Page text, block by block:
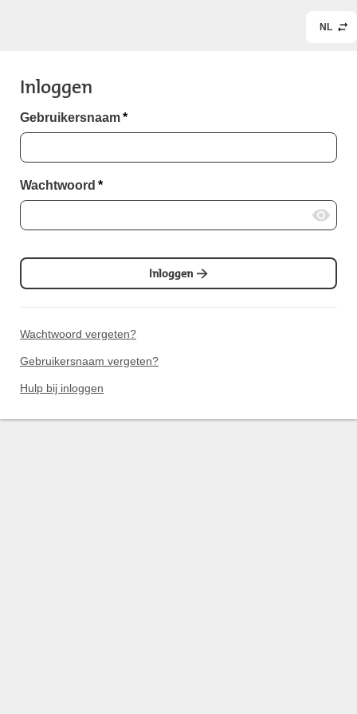
NL
Inloggen
Gebruikersnaam*
Wachtwoord *
Inloggen
Wachtwoord vergeten?
Gebruikersnaam vergeten?
Hulp bij inloggen